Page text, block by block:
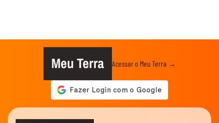
Meu Terra Acessar o Meu Terra →